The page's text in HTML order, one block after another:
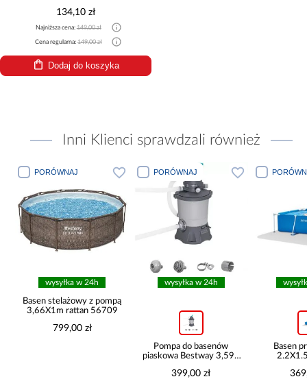
134,10 zł
Najniższa cena:149,00 zł
Cena regularna:149,00 zł
Dodaj do koszyka
Inni Klienci sprawdzali również
z pompą
56709
PORÓWNAJ
wysyłka w 24h
piaskowa Bestway 3,596
PORÓWNAJ
wysyłka w 24h
Basen prostokątny
2.2X1.5X0.6 M -
369,00 zł